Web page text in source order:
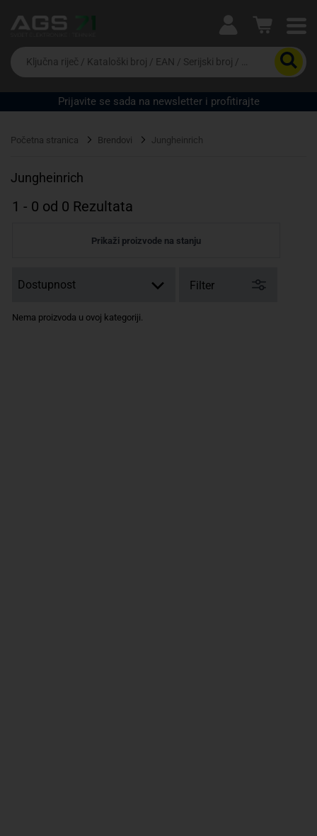
Ova postavka prilagođava asortiman proizvoda i
cijene vašim potrebama.
Da
biste
potražili
proizvod,
unesite
riječ,
EAN
serijski
Prijavite se sada na newsletter i profitirajte
Početna stranica Brendovi Jungheinrich
Jungheinrich
1 - 0 od 0 Rezultata
Prikaži proizvode na stanju
Filter
Nema proizvoda u ovoj kategoriji.